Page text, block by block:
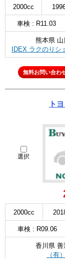
2000cc
車検 : R11.03
熊本県 山
IDEX ラクのりシ
無料お問い合わ
ト
選択
2000cc
車検 : R09.06
香川県 善
（有